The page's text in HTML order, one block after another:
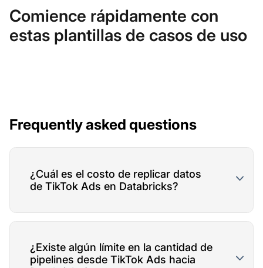
Comience rápidamente con
estas plantillas de casos de uso
Frequently asked questions
¿Cuál es el costo de replicar datos
de TikTok Ads en Databricks?
¿Existe algún límite en la cantidad de
pipelines desde TikTok Ads hacia